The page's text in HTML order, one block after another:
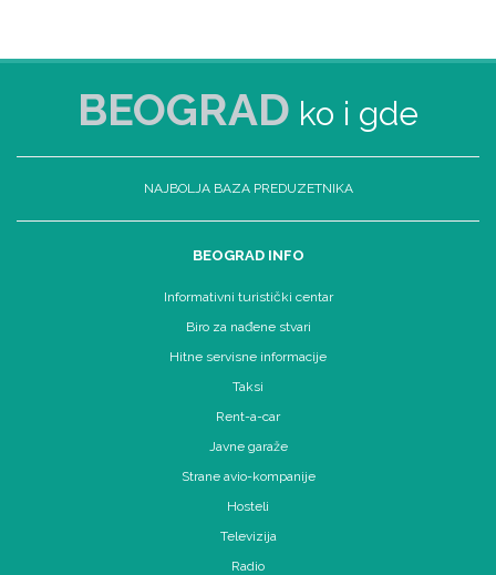
BEOGRAD ko i gde
NAJBOLJA BAZA PREDUZETNIKA
BEOGRAD INFO
Informativni turistički centar
Biro za nađene stvari
Hitne servisne informacije
Taksi
Rent-a-car
Javne garaže
Strane avio-kompanije
Hosteli
Televizija
Radio